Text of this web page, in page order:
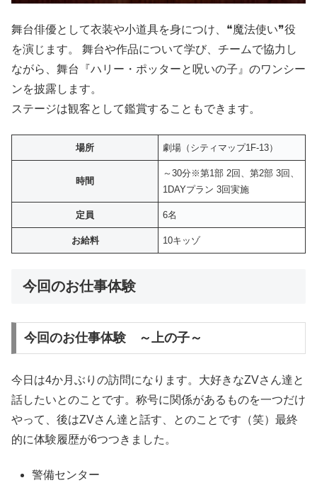
舞台俳優として衣装や小道具を身につけ、❝魔法使い❞役
を演じます。 舞台や作品について学び、チームで協力し
ながら、舞台『ハリー・ポッターと呪いの子』のワンシー
ンを披露します。
ステージは観客として鑑賞することもできます。
場所 劇場（シティマップ1F-13）
時間
～30分※第1部 2回、第2部 3回、
1DAYプラン 3回実施
定員 6名
お給料 10キッゾ
今回のお仕事体験
今回のお仕事体験 ～上の子～
今日は4か月ぶりの訪問になります。大好きなZVさん達と
話したいとのことです。称号に関係があるものを一つだけ
やって、後はZVさん達と話す、とのことです（笑）最終
的に体験履歴が6つつきました。
警備センター